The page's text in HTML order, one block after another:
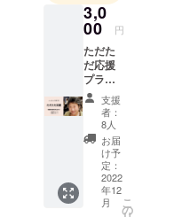
3,0
00 円
ただた
だ応援
プラン
になり
ます。
私たち
の活動
を応援
いただ
ける方
からの
ご支援
支援
者：
8人
お届
け予
定：
2022
年12
月
こ
の